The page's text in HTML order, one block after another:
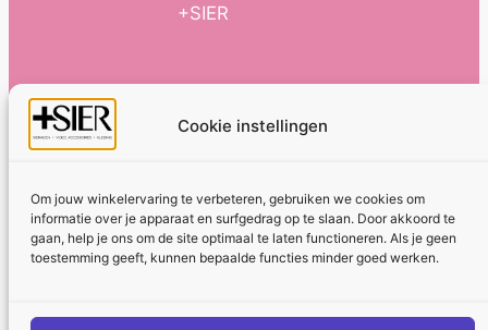
Cookie instellingen
Om jouw winkelervaring te verbeteren, gebruiken we cookies om
informatie over je apparaat en surfgedrag op te slaan. Door akkoord te
gaan, help je ons om de site optimaal te laten functioneren. Als je geen
toestemming geeft, kunnen bepaalde functies minder goed werken.
+SIER
Algemene voorwaardenPrivacybeleid